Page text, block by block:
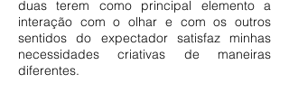
duas terem como principal elemento a
interação com o olhar e com os outros
sentidos do expectador satisfaz minhas
necessidades criativas de maneiras
diferentes.